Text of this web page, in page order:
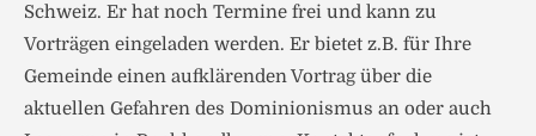
Schweiz. Er hat noch Termine frei und kann zu
Vorträgen eingeladen werden. Er bietet z.B. für Ihre
Gemeinde einen aufklärenden Vortrag über die
aktuellen Gefahren des Dominionismus an oder auch